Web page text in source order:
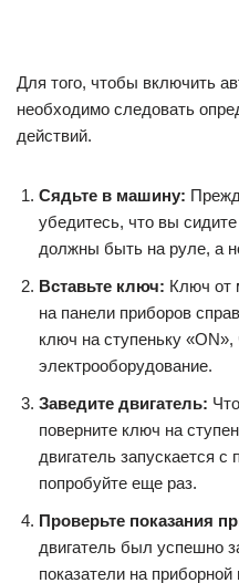
Для того, чтобы включить
необходимо следовать
действий.
Сядьте в машину:
убедитесь, что вы
должны быть на руле, а
на панели приборов
ключ на ступеньку «ON»,